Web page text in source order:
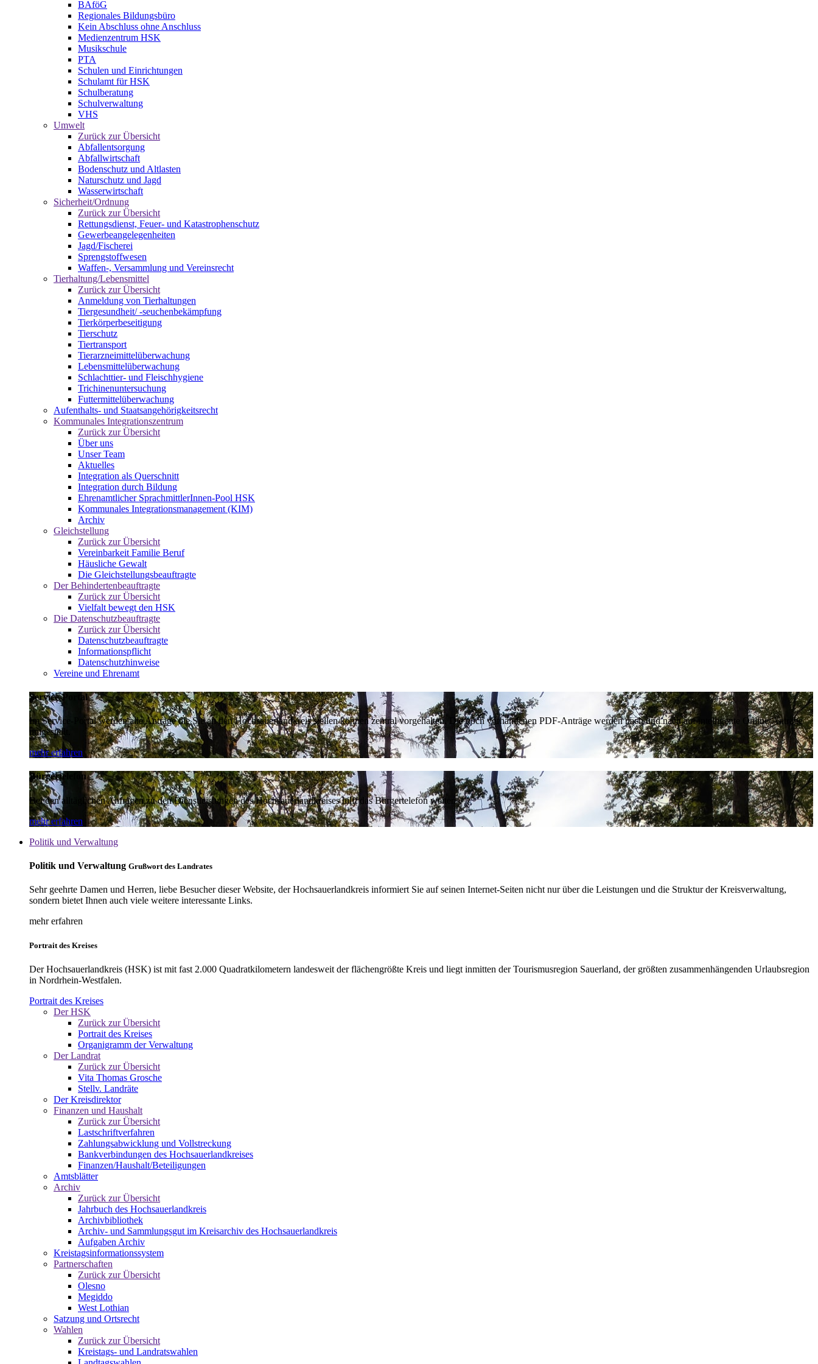
BAföG
Regionales Bildungsbüro
Kein Abschluss ohne Anschluss
Medienzentrum HSK
Musikschule
PTA
Schulen und Einrichtungen
Schulamt für HSK
Schulberatung
Schulverwaltung
VHS
Umwelt
Zurück zur Übersicht
Abfallentsorgung
Abfallwirtschaft
Bodenschutz und Altlasten
Naturschutz und Jagd
Wasserwirtschaft
Sicherheit/Ordnung
Zurück zur Übersicht
Rettungsdienst, Feuer- und Katastrophenschutz
Gewerbeangelegenheiten
Jagd/Fischerei
Sprengstoffwesen
Waffen-, Versammlung und Vereinsrecht
Tierhaltung/Lebensmittel
Zurück zur Übersicht
Anmeldung von Tierhaltungen
Tiergesundheit/ -seuchenbekämpfung
Tierkörperbeseitigung
Tierschutz
Tiertransport
Tierarzneimittelüberwachung
Lebensmittelüberwachung
Schlachttier- und Fleischhygiene
Trichinenuntersuchung
Futtermittelüberwachung
Aufenthalts- und Staatsangehörigkeitsrecht
Kommunales Integrationszentrum
Zurück zur Übersicht
Über uns
Unser Team
Aktuelles
Integration als Querschnitt
Integration durch Bildung
Ehrenamtlicher SprachmittlerInnen-Pool HSK
Kommunales Integrationsmanagement (KIM)
Archiv
Gleichstellung
Zurück zur Übersicht
Vereinbarkeit Familie Beruf
Häusliche Gewalt
Die Gleichstellungsbeauftragte
Der Behindertenbeauftragte
Zurück zur Übersicht
Vielfalt bewegt den HSK
Die Datenschutzbeauftragte
Zurück zur Übersicht
Datenschutzbeauftragte
Informationspflicht
Datenschutzhinweise
Vereine und Ehrenamt
Service-Portal
Im Service-Portal werden alle Anträge die Sie an den Hochsauerlandkreis stellen können zentral vorgehalten. Die noch vorhandenen PDF-Anträge werden nach und nach auf intelligente Online-Anträge
umgestellt.
mehr erfahren
Bürgertelefon
Bei den alltäglichen Anfragen zu den Dienstleistungen des Hochsauerlandkreises hilft das Bürgertelefon weiter.
mehr erfahren
Politik und Verwaltung
Politik und Verwaltung Grußwort des Landrates
Sehr geehrte Damen und Herren, liebe Besucher dieser Website, der Hochsauerlandkreis informiert Sie auf seinen Internet-Seiten nicht nur über die Leistungen und die Struktur der Kreisverwaltung,
sondern bietet Ihnen auch viele weitere interessante Links.
mehr erfahren
Portrait des Kreises
Der Hochsauerlandkreis (HSK) ist mit fast 2.000 Quadratkilometern landesweit der flächengrößte Kreis und liegt inmitten der Tourismusregion Sauerland, der größten zusammenhängenden Urlaubsregion
in Nordrhein-Westfalen.
Portrait des Kreises
Der HSK
Zurück zur Übersicht
Portrait des Kreises
Organigramm der Verwaltung
Der Landrat
Zurück zur Übersicht
Vita Thomas Grosche
Stellv. Landräte
Der Kreisdirektor
Finanzen und Haushalt
Zurück zur Übersicht
Lastschriftverfahren
Zahlungsabwicklung und Vollstreckung
Bankverbindungen des Hochsauerlandkreises
Finanzen/Haushalt/Beteiligungen
Amtsblätter
Archiv
Zurück zur Übersicht
Jahrbuch des Hochsauerlandkreis
Archivbibliothek
Archiv- und Sammlungsgut im Kreisarchiv des Hochsauerlandkreis
Aufgaben Archiv
Kreistagsinformationssystem
Partnerschaften
Zurück zur Übersicht
Olesno
Megiddo
West Lothian
Satzung und Ortsrecht
Wahlen
Zurück zur Übersicht
Kreistags- und Landratswahlen